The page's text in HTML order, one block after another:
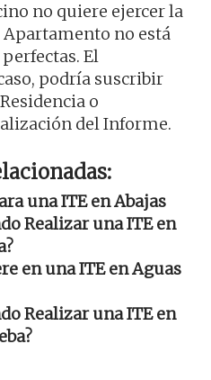
no quiere ejercer la
no está
El
podría suscribir
o
del Informe.
una ITE en Abajas
Realizar una ITE en
en una ITE en Aguas
Realizar una ITE en